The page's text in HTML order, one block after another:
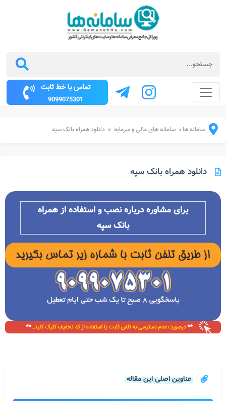
تماس با خط ثابت
9099075301
سامانه ها> سامانه های مالی و سرمایه > دانلود همراه بانک سپه
دانلود همراه بانک سپه
برای مشاوره درباره نصب و استفاده از همراه
بانک سپه
عناوین اصلی این مقاله